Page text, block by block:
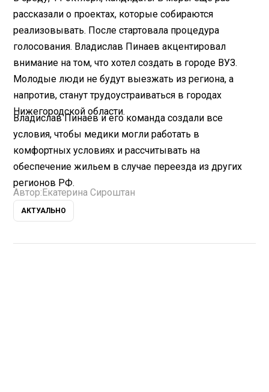
рассказали о проектах, которые собираются
реализовывать. После стартовала процедура
голосования. Владислав Пинаев акцентировал
внимание на том, что хотел создать в городе ВУЗ.
Молодые люди не будут выезжать из региона, а
напротив, станут трудоустраиваться в городах
Нижегородской области.
Владислав Пинаев и его команда создали все
условия, чтобы медики могли работать в
комфортных условиях и рассчитывать на
обеспечение жильем в случае переезда из других
регионов РФ.
Автор: Екатерина Сироштан
АКТУАЛЬНО